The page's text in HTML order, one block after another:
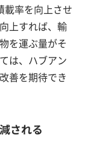
載率を向上させ
上すれば、輸
を運ぶ量がそ
は、ハブアン
善を期待でき
される